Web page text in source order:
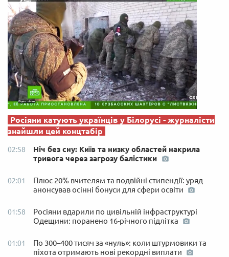
Росіяни катують українців у Білорусі - журналісти
знайшли цей концтабір
02:58
Ніч без сну: Київ та низку областей накрила
тривога через загрозу балістики
02:01
Плюс 20% вчителям та подвійні стипендії: уряд
анонсував осінні бонуси для сфери освіти
01:58
Росіяни вдарили по цивільній інфраструктурі
Одещини: поранено 16-річного підлітка
01:01
По 300–400 тисяч за «нуль»: коли штурмовики та
піхота отримають нові рекордні виплати